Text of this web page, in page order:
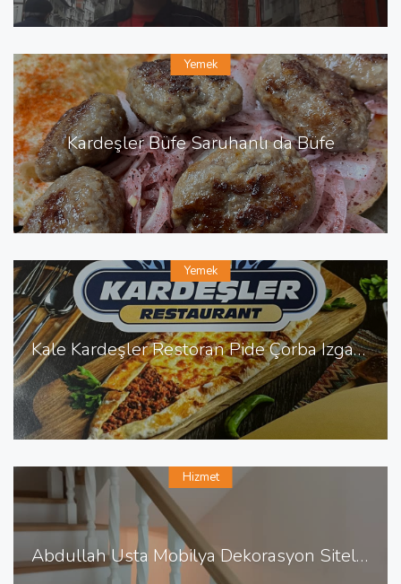
Kardeşler Büfe Saruhanlı da Büfe
Yemek
Kale Kardeşler Restoran Pide Çorba Izgara Sulu Yemek
Yemek
Abdullah Usta Mobilya Dekorasyon Sitelerde Mobilya Dekorasyon
Hizmet